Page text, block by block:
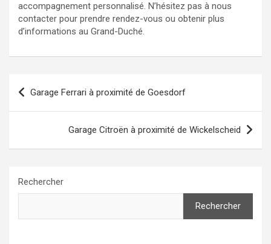
accompagnement personnalisé. N’hésitez pas à nous
contacter pour prendre rendez-vous ou obtenir plus
d’informations au Grand-Duché.
Navigation
de
Garage Ferrari à proximité de Goesdorf
Garage Citroën à proximité de Wickelscheid
Rechercher
Rechercher